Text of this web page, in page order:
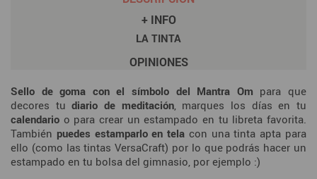
+ INFO
LA TINTA
OPINIONES
Sello de goma con el símbolo del Mantra Om para que
decores tudiario de meditación, marques los días en tu
calendario o para crear un estampado en tu libreta favorita.
También puedes estamparlo en tela con una tinta apta para
ello (como las tintas VersaCraft) por lo que podrás hacer un
estampado en tu bolsa del gimnasio, por ejemplo :)